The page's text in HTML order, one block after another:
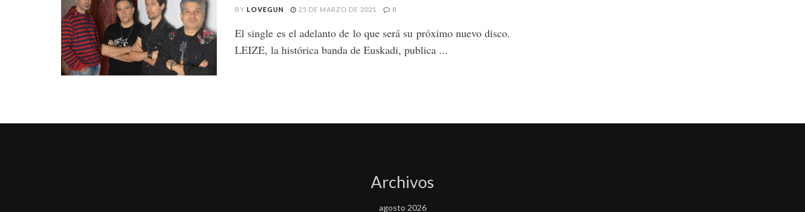
BY LOVEGUN 25 DE MARZO DE 2021 0
El single es el adelanto de lo que será su próximo nuevo disco.
LEIZE, la histórica banda de Euskadi, publica ...
Archivos
agosto 2026